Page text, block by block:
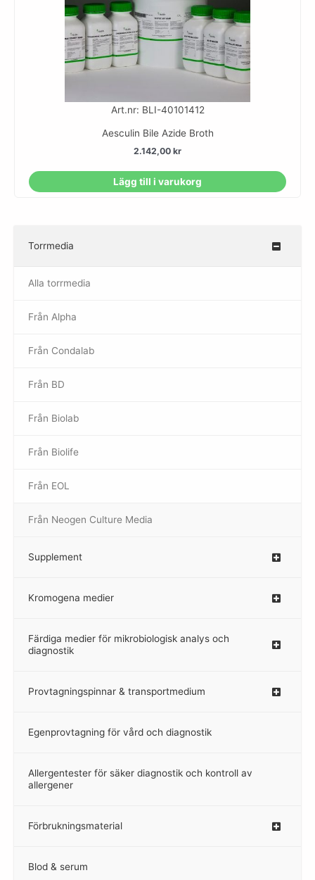
Art.nr: BLI-40101412
Aesculin Bile Azide Broth
2.142,00 kr
Lägg till i varukorg
Torrmedia
–
Alla torrmedia
Från Alpha
–
Från Condalab
Från BD
Från Biolab
–
Från Biolife
–
Från EOL
–
Från Neogen Culture Media
–
Supplement
–
Kromogena medier
–
Färdiga medier för mikrobiologisk analys och
diagnostik
Provtagningspinnar & transportmedium
–
Egenprovtagning för vård och diagnostik
–
Allergentester för säker diagnostik och kontroll av
allergener
–
Förbrukningsmaterial
Blod & serum